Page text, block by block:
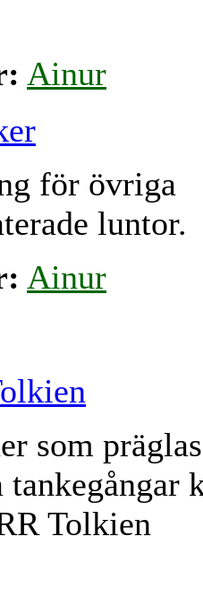
Ainur
för övriga
luntor.
Ainur
som
Tolkien